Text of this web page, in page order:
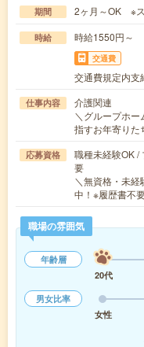
期間 2ヶ月～OK ※ス
時給 時給1550円～
交通費
交通費規定内支
仕事内容
介護関連
＼グループホー
指すお年寄り
応募資格
職種未経験OK /
要
＼無資格・未
中！※履歴書不
職場の雰囲気
年齢層
20代
男女比率
女性